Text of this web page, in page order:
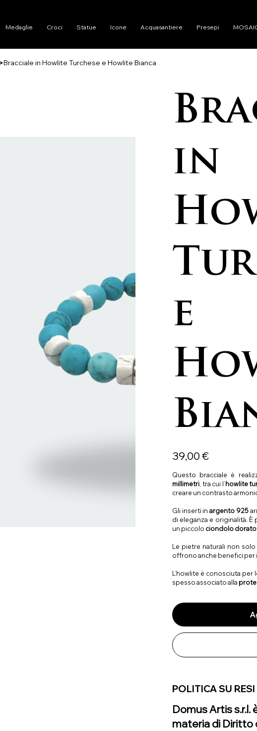
Bracciale in Howlite Turchese e Howlite Bianca
in
e
Prezzo
39,00 €
Questo bracciale è
millimetri, tra cui l’howlite
creare un contrasto
Gli inserti in argento 925
di eleganza e originalità.
un piccolo ciondolo dorato
Le pietre naturali non
offrono anche benefici per
L’howlite è conosciuta per
spesso associato alla
POLITICA SU
Domus Artis
materia di Diritto
Medaglie Croci Statue Icone Acquasantiere Presepi